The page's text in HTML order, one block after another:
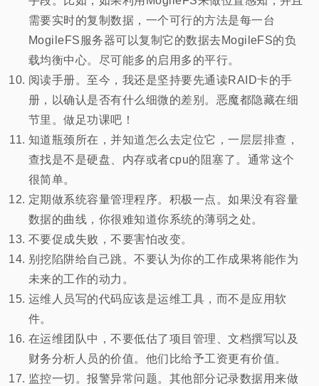
需要实时的复制数据，一个可行的方法是每一台
MogileFS服务器可以复制它的数据去MogileFS的负
载均衡中心。尽可能多的启用多的平行。
阅读手册。至今，我还是坚持要先通读RAID卡的手
册，以确认是否有什么细微的差别。恶魔都隐藏在细
节里。做足功课吧！
知道瓶颈所在，并知道怎么去定位它，一层层排查，
查找是不是硬盘、内存或者cpu的阻塞了。通常这个
很简单。
定期做系统容量管理程序。积极一点。如果没有容量
数据的曲线，你很难知道你系统的薄弱之处。
不要促成失败，不要害怕改变。
别挖陷阱给自己跳。不要认为你的工作成果将能作为
未来的工作的动力。
运维人员写的代码应该是运维工具，而不是应用软
件。
在运维团队中，不要低估了项目管理、文档撰写以及
财务分析人员的价值。他们比给予工资更有价值。
监控一切。报警异常问题。其他部分记录数据用来做